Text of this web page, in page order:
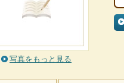
写真をもっと見る